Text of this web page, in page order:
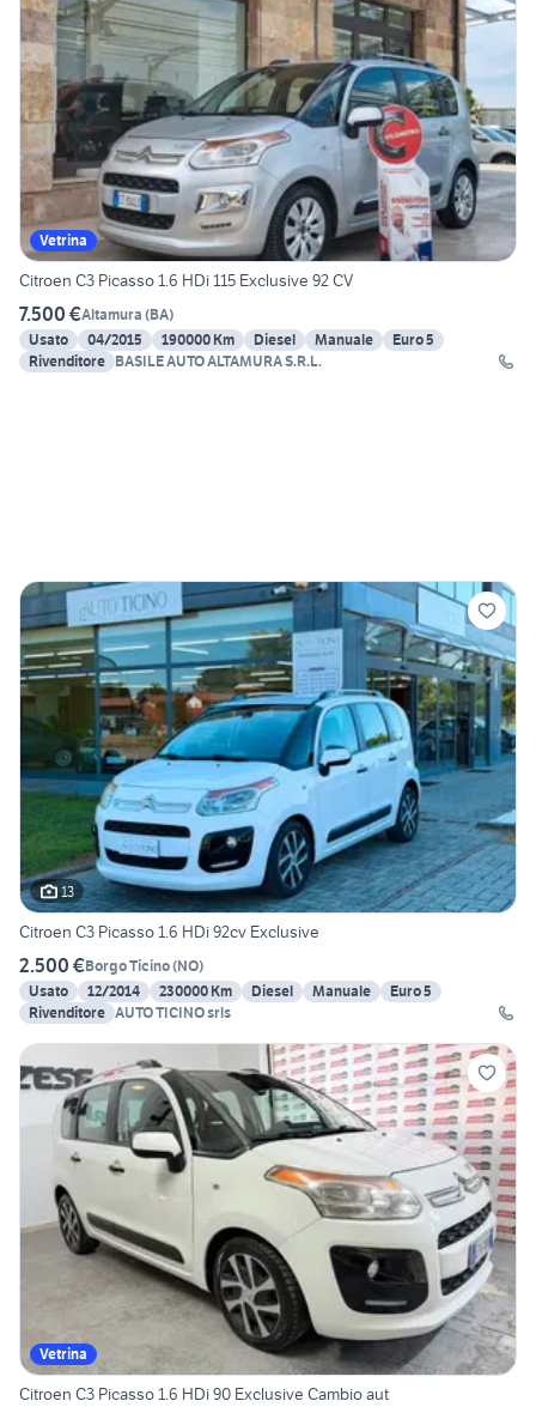
Vetrina
Citroen C3 Picasso 1.6 HDi 115 Exclusive 92 CV
7.500 €Altamura (BA)
Usato
04/2015 190000 Km Diesel Manuale
Euro 5
Rivenditore BASILE AUTO ALTAMURA S.R.L.
13
Citroen C3 Picasso 1.6 HDi 92cv Exclusive
2.500 €Borgo Ticino(NO)
Usato
12/2014 230000 Km Diesel Manuale
Euro 5
Rivenditore AUTO TICINO srls
Vetrina
Citroen C3 Picasso 1.6 HDi 90 Exclusive Cambio aut